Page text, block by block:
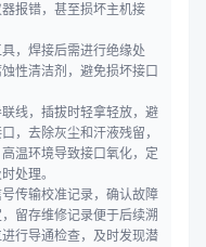
报错，甚至损坏主机接
，焊接后需进行绝缘处
性清洁剂，避免损坏接口
线，插拔时轻拿轻放，避
，去除灰尘和汗液残留，
温环境导致接口氧化，定
处理。
传输校准记录，确认故障
留存维修记录便于后续溯
行导通检查，及时发现潜